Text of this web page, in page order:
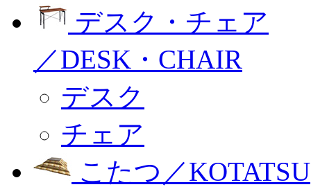
デスク・チェア
／DESK・CHAIR
デスク
チェア
こたつ／KOTATSU